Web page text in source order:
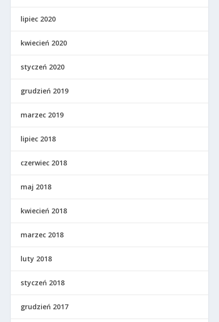
lipiec 2020
kwiecień 2020
styczeń 2020
grudzień 2019
marzec 2019
lipiec 2018
czerwiec 2018
maj 2018
kwiecień 2018
marzec 2018
luty 2018
styczeń 2018
grudzień 2017